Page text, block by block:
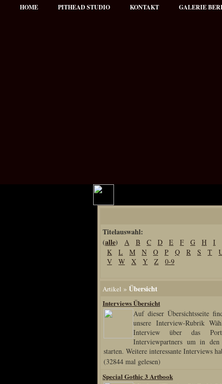
HOME PITHEAD STUDIO KONTAKT GALERIE
Titelauswahl:
(alle) A B C D E F G H
I
K
L M N O P Q R S T
V
W X Y Z 0-9
Artikel » Übersicht
Interviews Übersicht
Auf dieser Übersichtsseite
unsere Interview-Rubrik
Interview über das
Interviewpartners um in
starten. Weitere interessante Interviews
(32844 mal gelesen)
Special Gothic 3 Artbook